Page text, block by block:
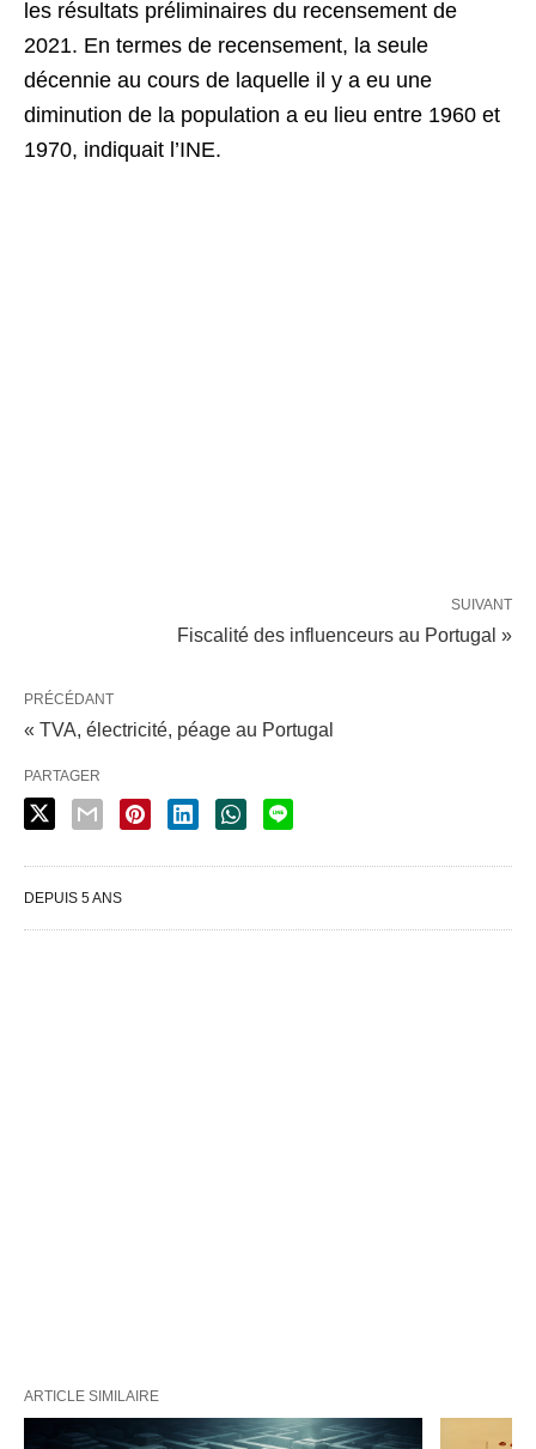
les résultats préliminaires du recensement de
2021. En termes de recensement, la seule
décennie au cours de laquelle il y a eu une
diminution de la population a eu lieu entre 1960 et
1970, indiquait l’INE.
SUIVANT
Fiscalité des influenceurs au Portugal »
PRÉCÉDANT
« TVA, électricité, péage au Portugal
PARTAGER
DEPUIS 5 ANS
ARTICLE SIMILAIRE